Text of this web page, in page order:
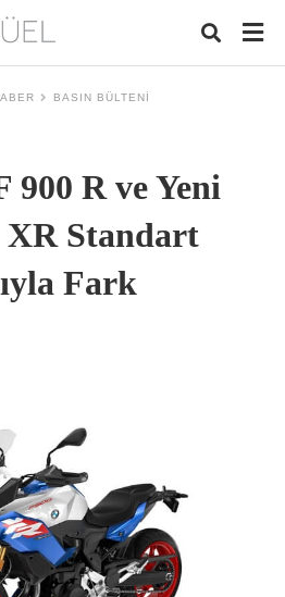
BASIN BÜLTENI
900 R ve Yeni
Standart
Fark